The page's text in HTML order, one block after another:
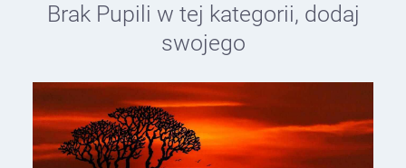
Brak Pupili w tej kategorii, dodaj
swojego